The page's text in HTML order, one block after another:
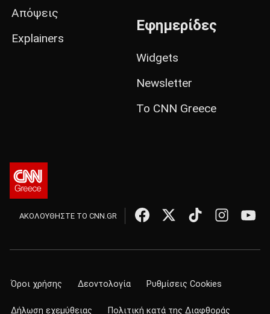
Απόψεις
Explainers
Εφημερίδες
Widgets
Newsletter
Το CNN Greece
ΑΚΟΛΟΥΘΗΣΤΕ ΤΟ CNN.GR
Όροι χρήσης Δεοντολογία Ρυθμίσεις Cookies
Δήλωση εχεμύθειας Πολιτική κατά της Διαφθοράς